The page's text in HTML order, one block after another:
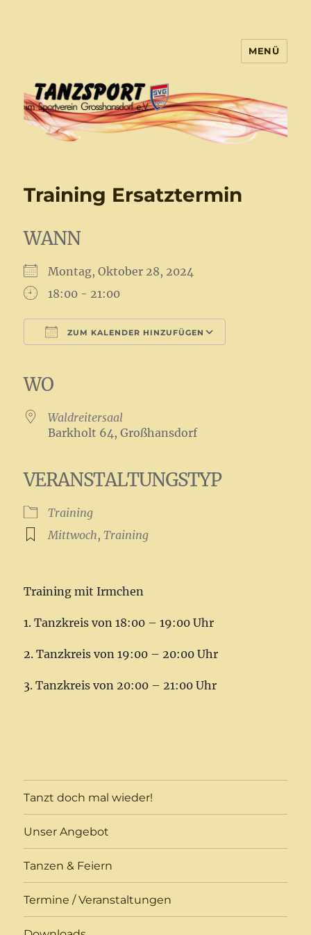
MENÜ
Training Ersatztermin
WANN
Montag, Oktober 28, 2024
18:00 - 21:00
ZUM KALENDER HINZUFÜGEN
WO
Waldreitersaal
Barkholt 64, Großhansdorf
VERANSTALTUNGSTYP
Training
Mittwoch,Training
Training mit Irmchen
1. Tanzkreis von 18:00 – 19:00 Uhr
2. Tanzkreis von 19:00 – 20:00 Uhr
3. Tanzkreis von 20:00 – 21:00 Uhr
Tanzt doch mal wieder!
Unser Angebot
Tanzen & Feiern
Termine / Veranstaltungen